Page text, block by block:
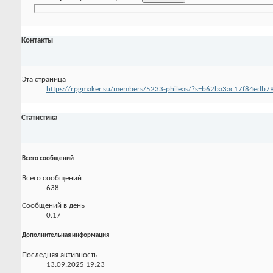
Контакты
Эта страница
https://rpgmaker.su/members/5233-phileas/
Статистика
Всего сообщений
Всего сообщений
638
Сообщений в день
0.17
Дополнительная информация
Последняя активность
13.09.2025 19:23